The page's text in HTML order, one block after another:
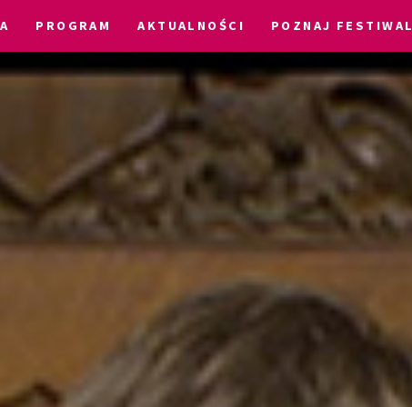
PROGRAM AKTUALNOŚCI POZNAJ FESTIWAL